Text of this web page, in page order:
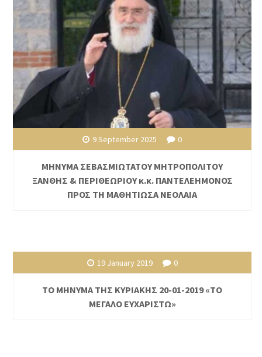
9 September 2025 0
ΜΗΝΥΜΑ ΣΕΒΑΣΜΙΩΤΑΤΟΥ ΜΗΤΡΟΠΟΛΙΤΟΥ
ΞΑΝΘΗΣ & ΠΕΡΙΘΕΩΡΙΟΥ κ.κ. ΠΑΝΤΕΛΕΗΜΟΝΟΣ
ΠΡΟΣ ΤΗ ΜΑΘΗΤΙΩΣΑ ΝΕΟΛΑΙΑ
19 January 2019 0
ΤΟ ΜΗΝΥΜΑ ΤΗΣ ΚΥΡΙΑΚΗΣ 20-01-2019 «ΤΟ
ΜΕΓΑΛΟ ΕΥΧΑΡΙΣΤΩ»